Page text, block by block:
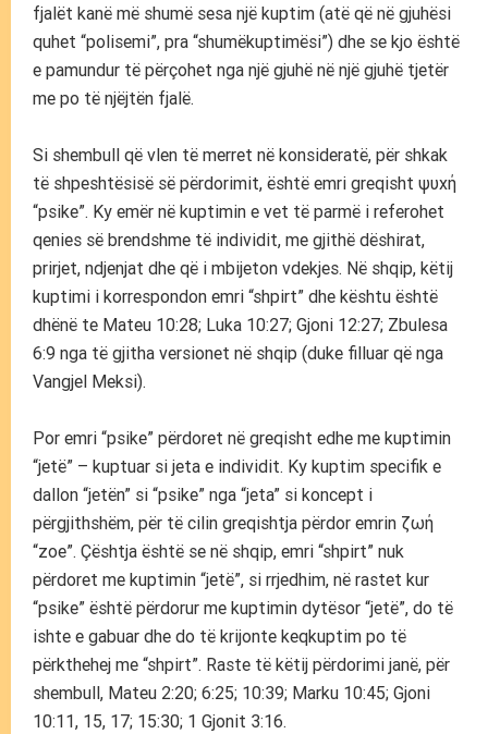
fjalët kanë më shumë sesa një kuptim (atë që në gjuhësi
quhet “polisemi”, pra “shumëkuptimësi”) dhe se kjo është
e pamundur të përçohet nga një gjuhë në një gjuhë tjetër
me po të njëjtën fjalë.
Si shembull që vlen të merret në konsideratë, për shkak
të shpeshtësisë së përdorimit, është emri greqisht ψυχή
“psike”. Ky emër në kuptimin e vet të parmë i referohet
qenies së brendshme të individit, me gjithë dëshirat,
prirjet, ndjenjat dhe që i mbijeton vdekjes. Në shqip, këtij
kuptimi i korrespondon emri “shpirt” dhe kështu është
dhënë te Mateu 10:28; Luka 10:27; Gjoni 12:27; Zbulesa
6:9 nga të gjitha versionet në shqip (duke filluar që nga
Vangjel Meksi).
Por emri “psike” përdoret në greqisht edhe me kuptimin
“jetë” – kuptuar si jeta e individit. Ky kuptim specifik e
dallon “jetën” si “psike” nga “jeta” si koncept i
përgjithshëm, për të cilin greqishtja përdor emrin ζωή
“zoe”. Çështja është se në shqip, emri “shpirt” nuk
përdoret me kuptimin “jetë”, si rrjedhim, në rastet kur
“psike” është përdorur me kuptimin dytësor “jetë”, do të
ishte e gabuar dhe do të krijonte keqkuptim po të
përkthehej me “shpirt”. Raste të këtij përdorimi janë, për
shembull, Mateu 2:20; 6:25; 10:39; Marku 10:45; Gjoni
10:11, 15, 17; 15:30; 1 Gjonit 3:16.